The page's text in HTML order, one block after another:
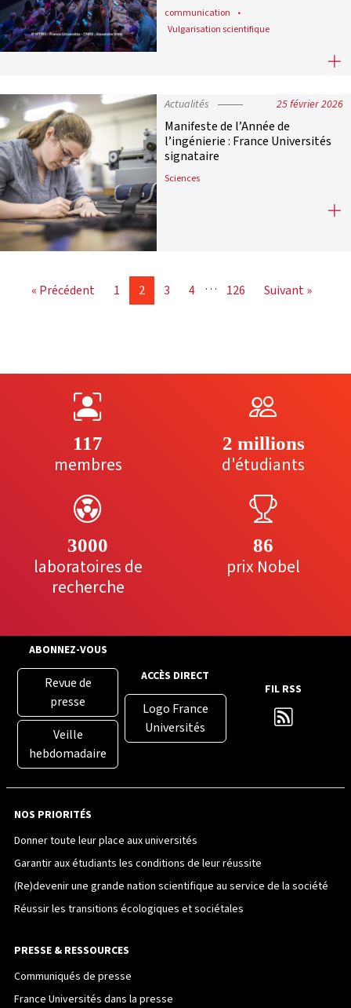
communication
Vulgarisation scientifique
France Universités et le CNRS se
Actualités 25 février 2026
Manifeste de l’Année de
l’ingénierie : France Universités
signataire
Sciences
Manifeste de l’Année de
« Précédent 1 2 3 4 … 126 Suivant »
117
membres
2 millions
d'étudiants
3000
laboratoires de
recherche
86
prix Nobel
ABONNEZ-VOUS
Revue de
presse
Veille
hebdomadaire
ACCÈS DIRECT
Logo France
Universités
FIL RSS
NOS PRIORITÉS
Donner toute leur place aux universités
Garantir aux étudiants les conditions de leur réussite
(Re)devenir une grande nation scientifique au service de la société
Réussir les transitions écologiques et sociétales
PRESSE & RESSOURCES
Communiqués de presse
France Universités dans la presse